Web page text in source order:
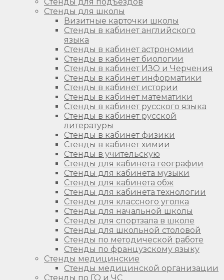
Стенды для школы
Визитные карточки школы
Стенды в кабинет английского
языка
Стенды в кабинет астрономии
Стенды в кабинет биологии
Стенды в кабинет ИЗО и Черчения
Стенды в кабинет информатики
Стенды в кабинет истории
Стенды в кабинет математики
Стенды в кабинет русского языка
Стенды в кабинет русской
литературы
Стенды в кабинет физики
Стенды в кабинет химии
Стенды в учительскую
Стенды для кабинета географии
Стенды для кабинета музыки
Стенды для кабинета обж
Стенды для кабинета технологии
Стенды для классного уголка
Стенды для начальной школы
Стенды для спортзала в школе
Стенды для школьной столовой
Стенды по методической работе
Стенды по французскому языку
Стенды медицинские
Стенды медицинской организации
Стенды по ГО и ЧС